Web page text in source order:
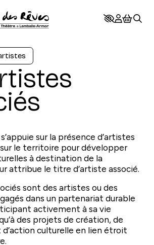
sur la présence d’artistes
le territoire pour développer
à destination de la
attribue le titre d’artiste associé.
sont des artistes ou des
dans un partenariat durable
activement à sa vie
des projets de création, de
culturelle en lien étroit